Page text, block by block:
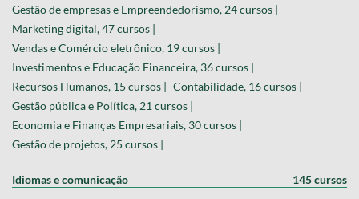
Gestão de empresas e Empreendedorismo, 24 cursos |
Marketing digital, 47 cursos |
Vendas e Comércio eletrônico, 19 cursos |
Investimentos e Educação Financeira, 36 cursos |
Recursos Humanos, 15 cursos | Contabilidade, 16 cursos |
Gestão pública e Política, 21 cursos |
Economia e Finanças Empresariais, 30 cursos |
Gestão de projetos, 25 cursos |
Idiomas e comunicação 145 cursos